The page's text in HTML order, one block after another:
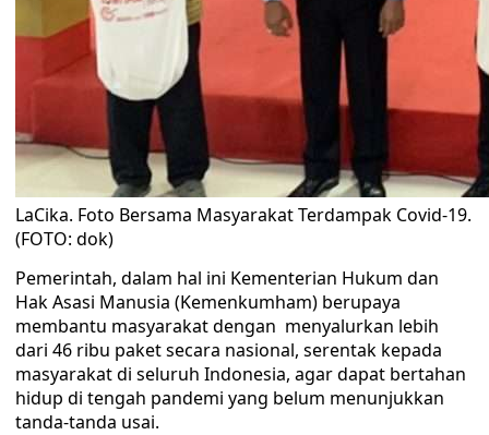
LaCika. Foto Bersama Masyarakat Terdampak Covid-19.
(FOTO: dok)
Pemerintah, dalam hal ini Kementerian Hukum dan
Hak Asasi Manusia (Kemenkumham) berupaya
membantu masyarakat dengan menyalurkan lebih
dari 46 ribu paket secara nasional, serentak kepada
masyarakat di seluruh Indonesia, agar dapat bertahan
hidup di tengah pandemi yang belum menunjukkan
tanda-tanda usai.